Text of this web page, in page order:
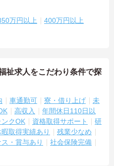
万円以上 400万円以上
祉求人をこだわり条件で探
車通勤可 寮・借り上げ
未
高収入
年間休日110日以
ンクOK 資格取得サポート
研
取得実績あり
残業少なめ
・賞与あり
社会保険完備